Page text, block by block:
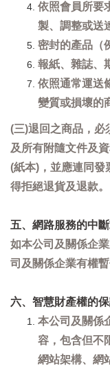
依照會員所要
製、調整或送
密封的產品（
報紙、雜誌、
依照通常運送
變質或損壞的
(三)退回之商品，必
及所有附隨文件及
(紙本)，並應連同發
得拒絕退貨及退款。
五、網路服務的中
如本公司及關係企
司及關係企業有權
六、智慧財產權的
本公司及關係
容，包含但不
網站架構、網